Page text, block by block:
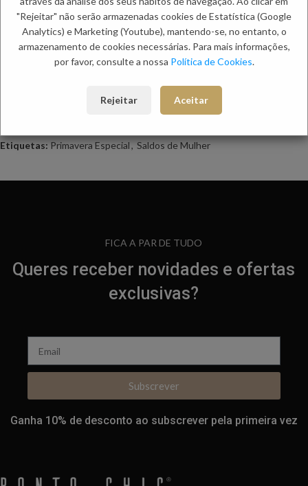
TERNO RISCA DE GIZ DIAMANTE NO SECRETS
Informação adicional
Etiquetas: Primavera Especial, Saldos de Mulher
FICA A PAR DE TUDO
Queres receber novidades e ofertas
exclusivas?
Subscrever
Ganha 10% de desconto ao subscrever pela primeira vez
"Rejeitar" não serão armazenadas cookies de Estatística (Google
Analytics) e Marketing (Youtube), mantendo-se, no entanto, o
armazenamento de cookies necessárias. Para mais informações,
por favor, consulte a nossa Política de Cookies.
Rejeitar Aceitar